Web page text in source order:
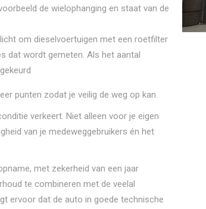
de wielophanging en staat van de
om dieselvoertuigen met een roetfilter
dat wordt gemeten. Als het aantal
punten zodat je veilig de weg op kan.
verkeert. Niet alleen voor je eigen
van je medeweggebruikers én het
met zekerheid van een jaar
te combineren met de veelal
ervoor dat de auto in goede technische